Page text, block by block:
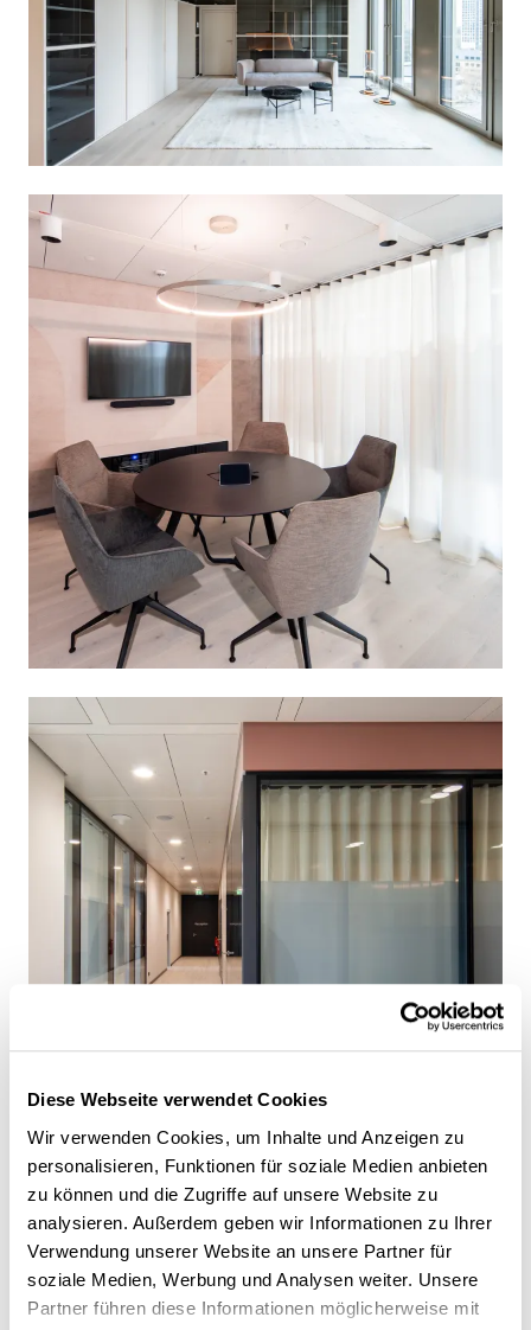
Diese Webseite verwendet Cookies
Wir verwenden Cookies, um Inhalte und Anzeigen zu
personalisieren, Funktionen für soziale Medien anbieten
zu können und die Zugriffe auf unsere Website zu
analysieren. Außerdem geben wir Informationen zu Ihrer
Verwendung unserer Website an unsere Partner für
soziale Medien, Werbung und Analysen weiter. Unsere
Partner führen diese Informationen möglicherweise mit